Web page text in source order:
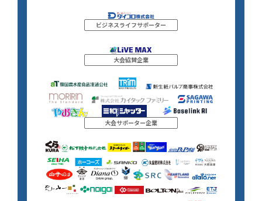
ビジネスライフサポーター
大会協賛企業
大会サポーター企業